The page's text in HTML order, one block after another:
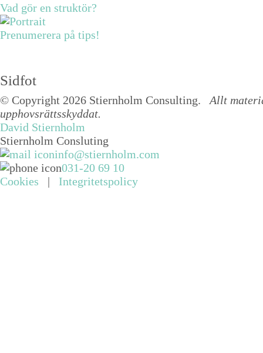
Vad gör en struktör?
Prenumerera på tips!
Sidfot
© Copyright 2026 Stiernholm Consulting. Allt
upphovsrättsskyddat.
David Stiernholm
Stiernholm Consluting
info@stiernholm.com
031-20 69 10
Cookies | Integritetspolicy